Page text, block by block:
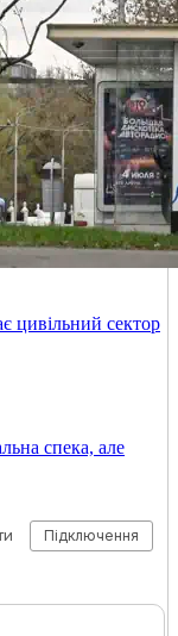
цивільний сектор
спека, але